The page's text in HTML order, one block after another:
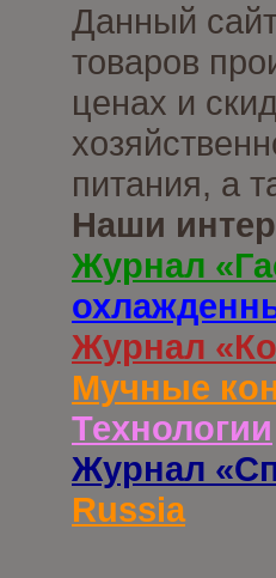
Данный
товаров
ценах и
питания, а
Наши
Журнал
Журнал
Мучные
Технологии
Журнал
Russia